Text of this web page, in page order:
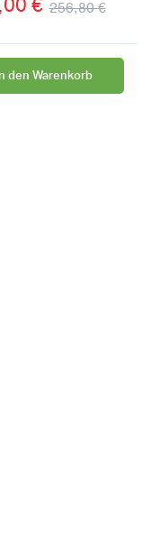
256,80€
€
den Warenkorb